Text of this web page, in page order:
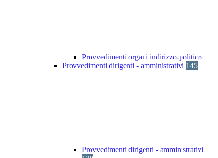
Provvedimenti organi indirizzo-politico
Provvedimenti dirigenti - amministrativi 145
Provvedimenti dirigenti - amministrativi